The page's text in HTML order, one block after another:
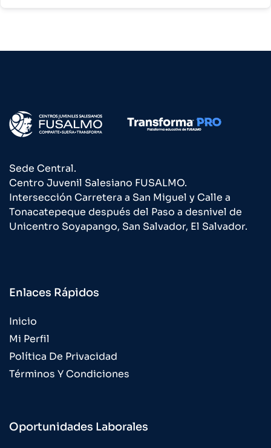
Sede Central.
Centro Juvenil Salesiano FUSALMO.
Intersección Carretera a San Miguel y Calle a
Tonacatepeque después del Paso a desnivel de
Unicentro Soyapango, San Salvador, El Salvador.
Enlaces Rápidos
Inicio
Mi Perfil
Política De Privacidad
Términos Y Condiciones
Oportunidades Laborales